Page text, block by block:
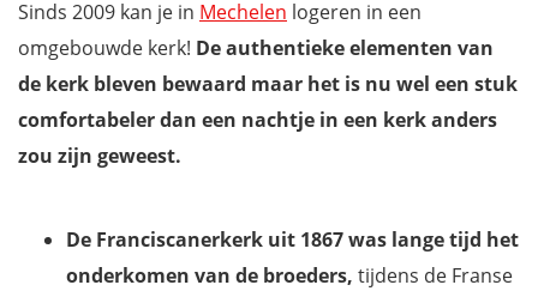
Sinds 2009 kan je in Mechelen logeren in een
omgebouwde kerk! De authentieke elementen van
de kerk bleven bewaard maar het is nu wel een stuk
comfortabeler dan een nachtje in een kerk anders
zou zijn geweest.
De Franciscanerkerk uit 1867 was lange tijd het
onderkomen van de broeders, tijdens de Franse